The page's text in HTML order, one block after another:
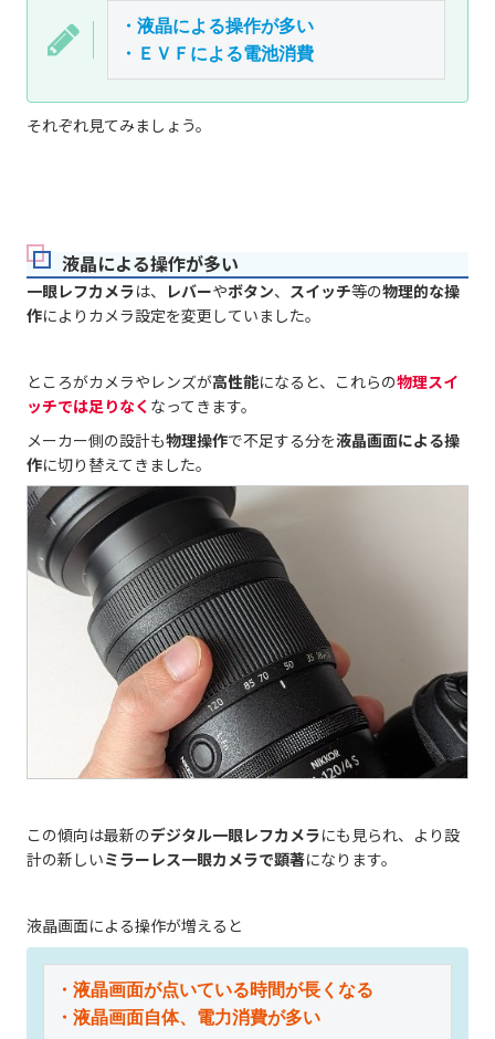
・液晶による操作が多い
・ＥＶＦによる電池消費
それぞれ見てみましょう。
液晶による操作が多い
一眼レフカメラは、 レバーやボタン、 スイッチ等の物理的な操
作によりカメラ設定を変更していました。
ところがカメラやレンズが高性能になると、これらの物理スイ
ッチでは足りなく なってきます。
メーカー側の設計も物理操作で不足する分を液晶画面による操
作に切り替えてきました。
この傾向は最新のデジタル一眼レフカメラにも見られ、より設
計の新しいミラーレス一眼カメラで顕著になります。
液晶画面による操作が増えると
・液晶画面が点いている時間が長くなる
・液晶画面自体、電力消費が多い